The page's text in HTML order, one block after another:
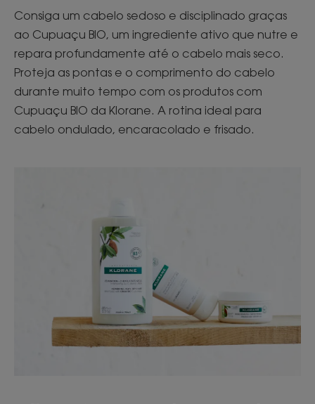
Consiga um cabelo sedoso e disciplinado graças
ao Cupuaçu BIO, um ingrediente ativo que nutre e
repara profundamente até o cabelo mais seco.
Proteja as pontas e o comprimento do cabelo
durante muito tempo com os produtos com
Cupuaçu BIO da Klorane. A rotina ideal para
cabelo ondulado, encaracolado e frisado.